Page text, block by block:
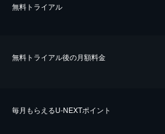
無料トライアル
無料トライアル後の⽉額料金
毎⽉もらえるU-NEXTポイント